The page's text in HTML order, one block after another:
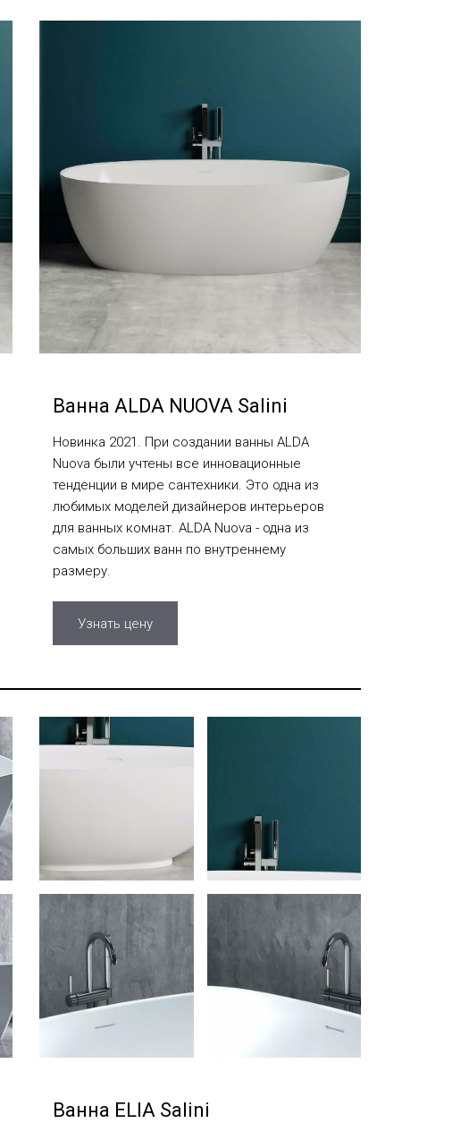
Ванна ALDA NUOVA Salini
Новинка 2021. При создании ванны ALDA
Nuova были учтены все инновационные
тенденции в мире сантехники. Это одна из
любимых моделей дизайнеров интерьеров
для ванных комнат. ALDA Nuova - одна из
самых больших ванн по внутреннему
размеру.
Узнать цену
Ванна ELIA Salini